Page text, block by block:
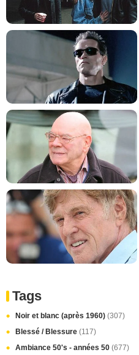
Tags
Noir et blanc (après 1960) (307)
Blessé / Blessure (117)
Ambiance 50's - années 50 (677)